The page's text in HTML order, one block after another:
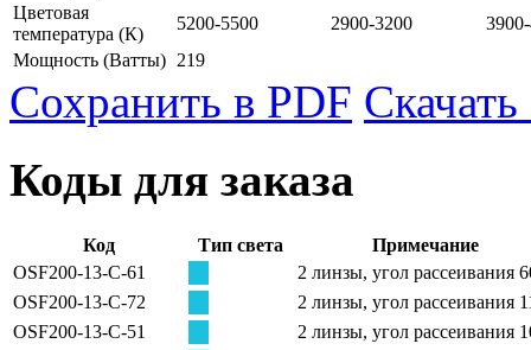
Цветовая
температура (К)
5200-5500 2900-3200
Мощность (Ватты) 219
Сохранить в PDF
Коды для заказа
Код Тип света
Примечание
OSF200-13-C-61
2 линзы, угол рассеивания
OSF200-13-C-72
2 линзы, угол рассеивания
OSF200-13-C-51
2 линзы, угол рассеивания